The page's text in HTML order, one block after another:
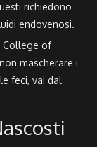
richiedono
endovenosi.
College of
mascherare i
feci, vai dal